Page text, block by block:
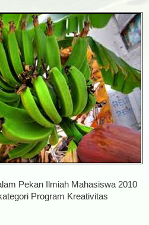
Pekan Ilmiah Mahasiswa 2010
Program Kreativitas